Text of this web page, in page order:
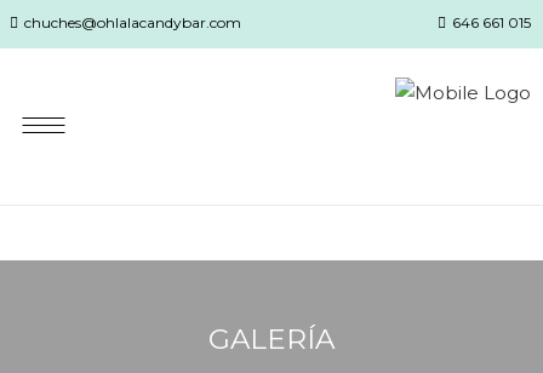
chuches@ohlalacandybar.com 646 661 015
GALERÍA